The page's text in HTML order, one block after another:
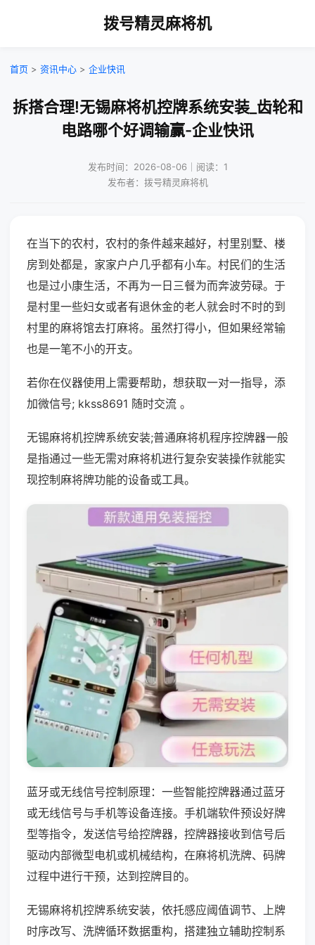
拨号精灵麻将机
首页 > 资讯中心 > 企业快讯
拆搭合理!无锡麻将机控牌系统安装_齿轮和
电路哪个好调输赢-企业快讯
发布时间：2026-08-06｜阅读：1
发布者：拨号精灵麻将机
在当下的农村，农村的条件越来越好，村里别墅、楼
房到处都是，家家户户几乎都有小车。村民们的生活
也是过小康生活，不再为一日三餐为而奔波劳碌。于
是村里一些妇女或者有退休金的老人就会时不时的到
村里的麻将馆去打麻将。虽然打得小，但如果经常输
也是一笔不小的开支。
若你在仪器使用上需要帮助，想获取一对一指导，添
加微信号; kkss8691 随时交流 。
无锡麻将机控牌系统安装;普通麻将机程序控牌器一般
是指通过一些无需对麻将机进行复杂安装操作就能实
现控制麻将牌功能的设备或工具。
蓝牙或无线信号控制原理：一些智能控牌器通过蓝牙
或无线信号与手机等设备连接。手机端软件预设好牌
型等指令，发送信号给控牌器，控牌器接收到信号后
驱动内部微型电机或机械结构，在麻将机洗牌、码牌
过程中进行干预，达到控牌目的。
无锡麻将机控牌系统安装，依托感应阈值调节、上牌
时序改写、洗牌循环数据重构，搭建独立辅助控制系